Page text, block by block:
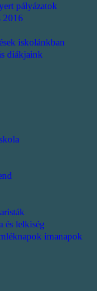
pályázatok
2016
iskolánkban
diákjaink
és lelkiség
imanapok